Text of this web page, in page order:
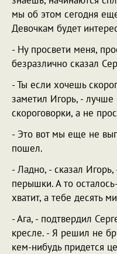
мы об этом сегодня
Девочкам будет
- Ну просвети меня,
безразлично сказал
- Ты если хочешь
заметил Игорь, -
скороговорки, а не
- Это вот мы еще не
пошел.
- Ладно, - сказал
перышки. А то
хватит, а тебе десять
- Ага, - подтвердил
кресле. - Я решил не
кем-нибудь придется